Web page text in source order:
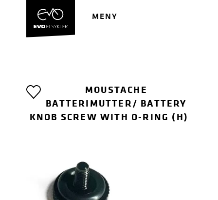
navigasjon
MENY
MOUSTACHE
BATTERIMUTTER/ BATTERY
KNOB SCREW WITH O-RING (H)